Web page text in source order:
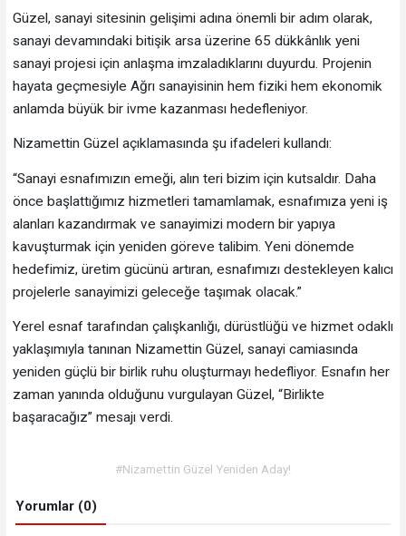
Güzel, sanayi sitesinin gelişimi adına önemli bir adım olarak,
sanayi devamındaki bitişik arsa üzerine 65 dükkânlık yeni
sanayi projesi için anlaşma imzaladıklarını duyurdu. Projenin
hayata geçmesiyle Ağrı sanayisinin hem fiziki hem ekonomik
anlamda büyük bir ivme kazanması hedefleniyor.
Nizamettin Güzel açıklamasında şu ifadeleri kullandı:
“Sanayi esnafımızın emeği, alın teri bizim için kutsaldır. Daha
önce başlattığımız hizmetleri tamamlamak, esnafımıza yeni iş
alanları kazandırmak ve sanayimizi modern bir yapıya
kavuşturmak için yeniden göreve talibim. Yeni dönemde
hedefimiz, üretim gücünü artıran, esnafımızı destekleyen kalıcı
projelerle sanayimizi geleceğe taşımak olacak.”
Yerel esnaf tarafından çalışkanlığı, dürüstlüğü ve hizmet odaklı
yaklaşımıyla tanınan Nizamettin Güzel, sanayi camiasında
yeniden güçlü bir birlik ruhu oluşturmayı hedefliyor. Esnafın her
zaman yanında olduğunu vurgulayan Güzel, “Birlikte
başaracağız” mesajı verdi.
#Nizamettin Güzel Yeniden Aday!
Yorumlar (0)